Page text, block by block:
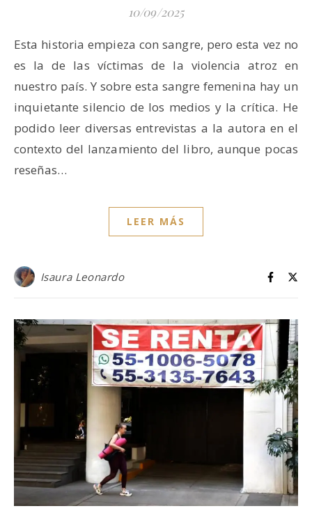
10/09/2025
Esta historia empieza con sangre, pero esta vez no
es la de las víctimas de la violencia atroz en
nuestro país. Y sobre esta sangre femenina hay un
inquietante silencio de los medios y la crítica. He
podido leer diversas entrevistas a la autora en el
contexto del lanzamiento del libro, aunque pocas
reseñas…
LEER MÁS
Isaura Leonardo